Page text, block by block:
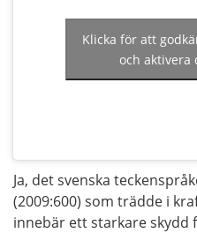
Klicka för att
och aktivera
Ja, det svenska
(2009:600) som trädde i
innebär ett starkare